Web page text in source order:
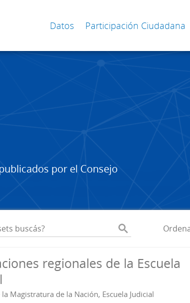
Datos Participación Ciudadana
por el Consejo
regionales de la Escuela
la Magistratura de la Nación, Escuela Judicial